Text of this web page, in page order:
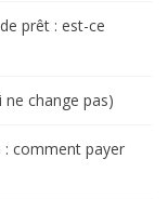
prêt : est-ce
change pas)
: comment payer